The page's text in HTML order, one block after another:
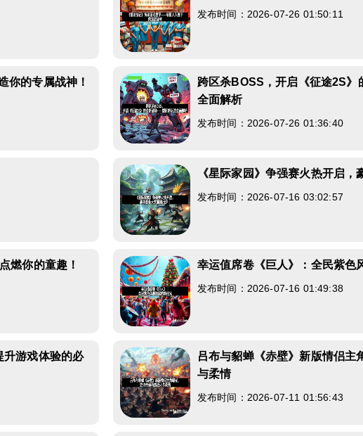
发布时间：2026-07-26 01:50:11
你的专属战神！
跨区杀BOSS，开启《征途2S
全面解析
发布时间：2026-07-26 01:36:40
《星际家园》争强赛火热开启，
发布时间：2026-07-16 03:02:57
燃你的童趣！ 幸运值席卷《巨人》：全民紫色
发布时间：2026-07-16 01:49:38
升游戏体验的必
吕布与貂蝉《赤壁》新版情侣主
与柔情
发布时间：2026-07-11 01:56:43